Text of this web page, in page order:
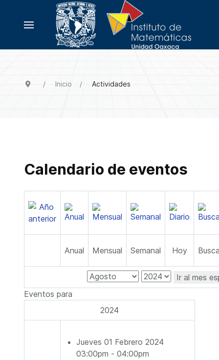
Inicio Actividades
Calendario de eventos
Anual Mensual Semanal Hoy
Ir al mes
Eventos para
2024
Jueves 01 Febrero 2024
03:00pm - 04:00pm